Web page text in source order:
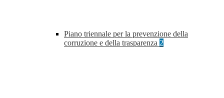
Piano triennale per la prevenzione della
corruzione e della trasparenza 2